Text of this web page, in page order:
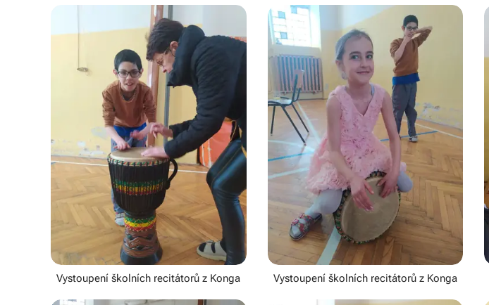
Vystoupení školních recitátorů z Konga Vystoupení školních recitátorů z Konga